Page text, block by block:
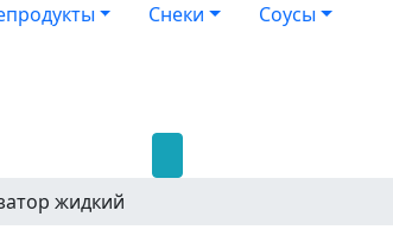
Снеки
Соусы
жидкий